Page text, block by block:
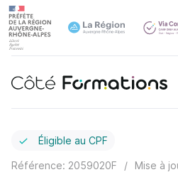
Éligible au CPF
Référence: 2059020F / Mise à